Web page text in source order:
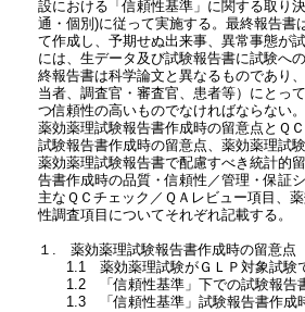
設における「信頼性基準」に関する取り
通・個別)に従って実施する。最終報告書
て作成し、予期せぬ出来事、異常事態が
には、生データ及び試験報告書に試験へ
終報告書は科学論文と異なるものであり
当者、調査官・審査官、患者等）にとっ
つ信頼性の高いものでなければならない。
薬効薬理試験報告書作成時の留意点とＱ
試験報告書作成時の留意点、薬効薬理試
薬効薬理試験報告書で配慮すべき統計的
告書作成時の品質・信頼性／管理・保証
主なＱＣチェック／ＱＡレビュー項目、
性調査項目についてそれぞれ記載する。
１. 薬効薬理試験報告書作成時の留意点
1.1 薬効薬理試験がＧＬＰ対象試験
1.2 「信頼性基準」下での試験報告
1.3 「信頼性基準」試験報告書作成